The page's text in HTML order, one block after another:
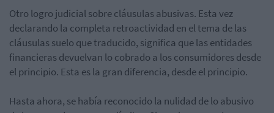
Otro logro judicial sobre cláusulas abusivas. Esta vez
declarando la completa retroactividad en el tema de las
cláusulas suelo que traducido, significa que las entidades
financieras devuelvan lo cobrado a los consumidores desde
el principio. Esta es la gran diferencia, desde el principio.
Hasta ahora, se había reconocido la nulidad de lo abusivo